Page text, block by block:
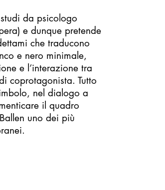
da psicologo
e dunque pretende
che traducono
e nero minimale,
e l’interazione tra
coprotagonista. Tutto
nel dialogo a
il quadro
uno dei più